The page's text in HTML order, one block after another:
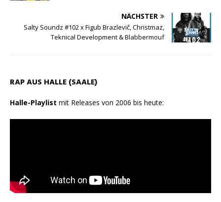
NÄCHSTER
Salty Soundz #102 x Figub Brazlevič, Christmaz,
Teknical Development & Blabbermouf
RAP AUS HALLE (SAALE)
Halle-Playlist mit Releases von 2006 bis heute: